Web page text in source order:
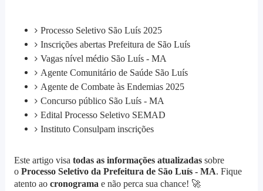
Processo Seletivo São Luís 2025
Inscrições abertas Prefeitura de São Luís
Vagas nível médio São Luís - MA
Agente Comunitário de Saúde São Luís
Agente de Combate às Endemias 2025
Concurso público São Luís - MA
Edital Processo Seletivo SEMAD
Instituto Consulpam inscrições
Este artigo visa todas as informações atualizadassobre
o Processo Seletivo da Prefeitura de São Luís - MA. Fique
atento ao cronograma e não perca sua chance! 🚀